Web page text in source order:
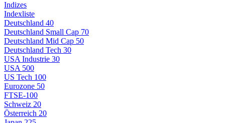
Indizes
Indexliste
Deutschland 40
Deutschland Small Cap 70
Deutschland Mid Cap 50
Deutschland Tech 30
USA Industrie 30
USA 500
US Tech 100
Eurozone 50
FTSE-100
Schweiz 20
Österreich 20